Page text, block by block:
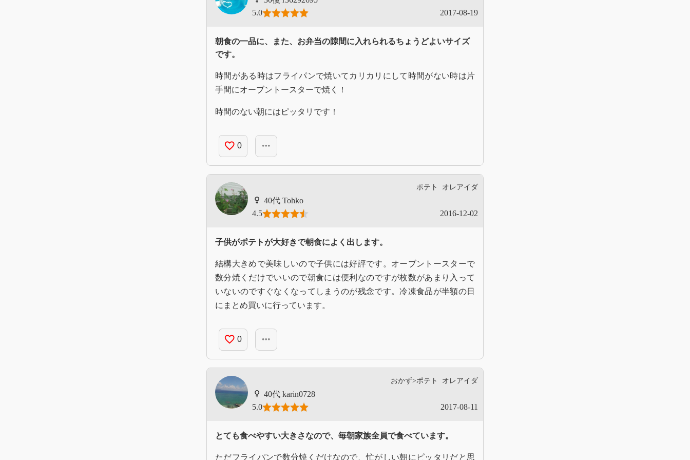
5.0
2017-08-19
朝食の一品に、また、お弁当の隙間に入れられるちょうどよいサイズ
です。
時間がある時はフライパンで焼いてカリカリにして時間がない時は片
手間にオーブントースターで焼く！
時間のない朝にはピッタリです！
favorite_border 0 more_horiz
ポテト オレアイダ
Tohko
4.5
2016-12-02
子供がポテトが大好きで朝食によく出します。
結構大きめで美味しいので子供には好評です。オーブントースターで
数分焼くだけでいいので朝食には便利なのですが枚数があまり入って
いないのですぐなくなってしまうのが残念です。冷凍食品が半額の日
にまとめ買いに行っています。
favorite_border 0 more_horiz
おかず>ポテト オレアイダ
karin0728
5.0
2017-08-11
とても食べやすい大きさなので、毎朝家族全員で食べています。
ただフライパンで数分焼くだけなので、忙がしい朝にピッタリだと思